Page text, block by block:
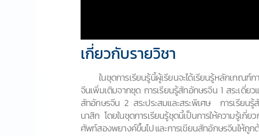
เกี่ยวกับรายวิชา
ในชุดการเรียนรู้นี้ผู้เรียนจะได้เรียนรู้หลักเกณฑ์ก
จีนเพิ่มเติมจากชุด การเรียนรู้สัทอักษรจีน 1 สระเดี่ย
สัทอักษรจีน 2 สระประสมและสระพิเศษ การเรียน
นาสิก โดยในชุดการเรียนรู้ชุดนี้เป็นการให้ความรู้เกี่
ศัพท์สองพยางค์ขึ้นไป และการเขียนสัทอักษรจีนให้ถูก